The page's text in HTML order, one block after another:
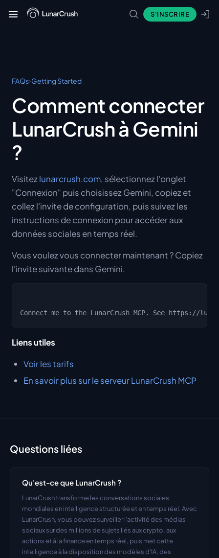
S'INSCRIRE
FAQs›Getting Started
Comment connecter
LunarCrush à Gemini
?
Visitezlunarcrush.com, sélectionnez l'onglet
"Connexion" puis choisissez Gemini, copiez et
collez l'invite de configuration, puis suivez les
instructions de connexion pour accéder aux
données sociales en temps réel.
Vous voulez vous connecter maintenant ? Copiez
l'invite suivante dans Gemini.
Liens utiles
Voir les tarifs
En savoir plus sur le serveur LunarCrush MCP
Questions liées
Qu'est-ce que LunarCrush ?
LunarCrush transforme les conversations sociales
mondiales en intelligence structurée et en temps réel. Avec
LunarCrush, vous pouvez surveiller l'activité des médias
sociaux sur des millions de sujets liés aux crypto, aux
actions et à la finance en temps réel, puis met cette
intelligence à la disposition des modèles d'IA, des